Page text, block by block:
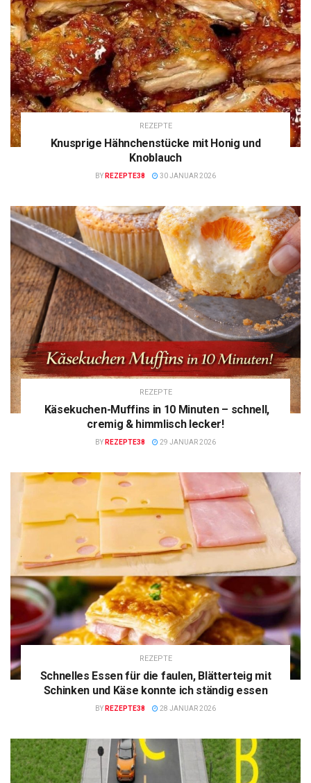
REZEPTE
Knusprige Hähnchenstücke mit Honig und
Knoblauch
BY REZEPTE38 30 JANUAR 2026
REZEPTE
Käsekuchen-Muffins in 10 Minuten – schnell,
cremig & himmlisch lecker!
BY REZEPTE38 29 JANUAR 2026
REZEPTE
Schnelles Essen für die faulen, Blätterteig mit
Schinken und Käse konnte ich ständig essen
BY REZEPTE38 28 JANUAR 2026